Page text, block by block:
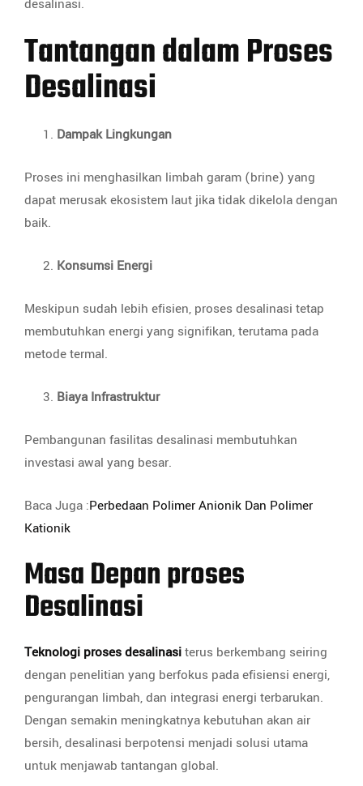
desalinasi.
Tantangan dalam Proses
Desalinasi
Dampak Lingkungan
Proses ini menghasilkan limbah garam (brine) yang
dapat merusak ekosistem laut jika tidak dikelola dengan
baik.
Konsumsi Energi
Meskipun sudah lebih efisien, proses desalinasi tetap
membutuhkan energi yang signifikan, terutama pada
metode termal.
Biaya Infrastruktur
Pembangunan fasilitas desalinasi membutuhkan
investasi awal yang besar.
Baca Juga :Perbedaan Polimer Anionik Dan Polimer
Kationik
Masa Depan proses
Desalinasi
Teknologi proses desalinasiterus berkembang seiring
dengan penelitian yang berfokus pada efisiensi energi,
pengurangan limbah, dan integrasi energi terbarukan.
Dengan semakin meningkatnya kebutuhan akan air
bersih, desalinasi berpotensi menjadi solusi utama
untuk menjawab tantangan global.